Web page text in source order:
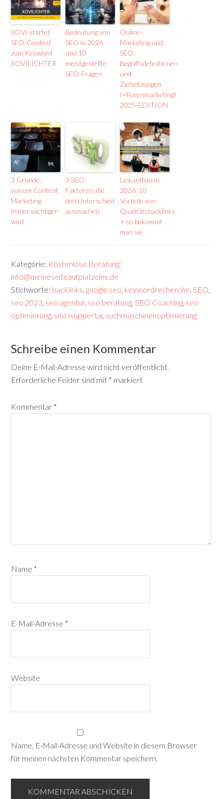
XOVI startet
SEO-Contest
zum Keyword
XOVILICHTER
Bedeutung von
SEO in 2026
und 10
meistgestellte
SEO-Fragen
Online-
Marketing und
SEO:
Begriffsdefinitionen
und
Zielsetzungen
(+Forenmarketing)
2025-EDITION
3 Gründe,
warum Content
Marketing
immer wichtiger
wird
3 SEO-
Faktoren, die
den Unterschied
ausmachen
Linkaufbau in
2026: 10
Vorteile von
Qualitätsbacklinks
+ so bekommt
man sie
Kategorie: Kostenlose Beratung:
info@meineseiteaufplatzeins.de
Stichworte: backlinks,google seo, keywordrecherche,SEO,
seo 2023, seo agentur, seo beratung,SEO Coaching, seo
optimierung, seo wuppertal, suchmaschinenoptimierung
Schreibe einen Kommentar
Deine E-Mail-Adresse wird nicht veröffentlicht.
Erforderliche Felder sind mit * markiert
Kommentar *
Name *
E-Mail-Adresse *
Website
Name, E-Mail-Adresse und Website in diesem Browser
für meinen nächsten Kommentar speichern.